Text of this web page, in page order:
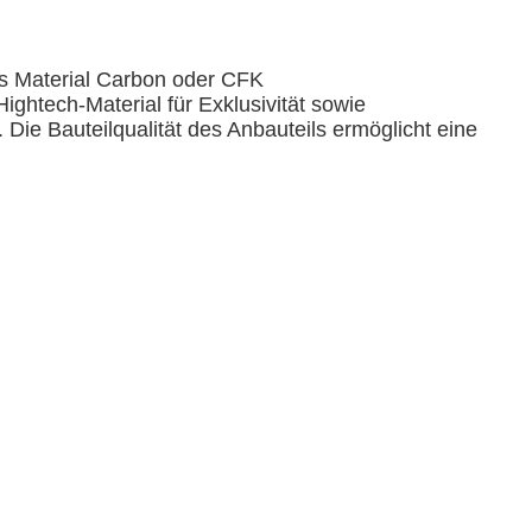
Material Carbon oder CFK
Material für Exklusivität sowie
Bauteilqualität des Anbauteils ermöglicht eine